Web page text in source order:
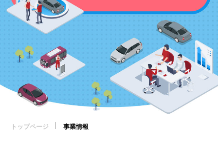
トップページ 事業情報